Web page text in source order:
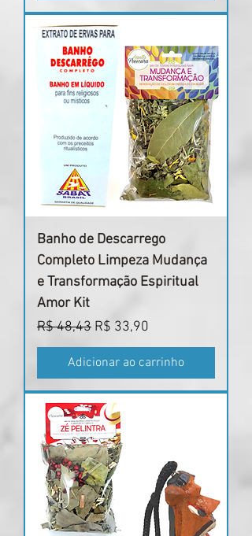
Banho de Descarrego
Completo Limpeza Mudança
e Transformação Espiritual
Amor Kit
Preço normal
R$ 48,43 Preço promocional
R$ 33,90
Adicionar ao carrinho